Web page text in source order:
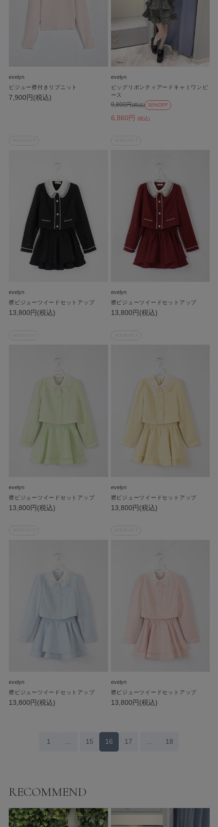
evelyn
ビジュー襟付きリブニット
7,900円(税込)
evelyn
ビッグリボンティアードキャミワンピ
ース
6,860円 (税込)
9,800円(税込) 30%OFF
evelyn
襟ビジューツイードセットアップ
13,800円(税込)
evelyn
襟ビジューツイードセットアップ
13,800円(税込)
evelyn
襟ビジューツイードセットアップ
13,800円(税込)
evelyn
襟ビジューツイードセットアップ
13,800円(税込)
evelyn
襟ビジューツイードセットアップ
13,800円(税込)
evelyn
襟ビジューツイードセットアップ
13,800円(税込)
1 … 15 16 17 … 18
RECOMMEND